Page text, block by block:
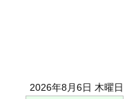
2026年8月6日 木曜日